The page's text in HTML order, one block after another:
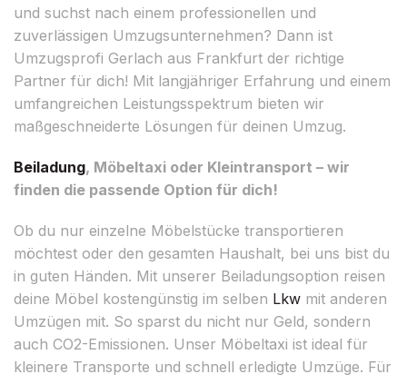
und suchst nach einem professionellen und
zuverlässigen Umzugsunternehmen? Dann ist
Umzugsprofi Gerlach aus Frankfurt der richtige
Partner für dich! Mit langjähriger Erfahrung und einem
umfangreichen Leistungsspektrum bieten wir
maßgeschneiderte Lösungen für deinen Umzug.
Beiladung, Möbeltaxi oder Kleintransport – wir
finden die passende Option für dich!
Ob du nur einzelne Möbelstücke transportieren
möchtest oder den gesamten Haushalt, bei uns bist du
in guten Händen. Mit unserer Beiladungsoption reisen
deine Möbel kostengünstig im selben Lkw mit anderen
Umzügen mit. So sparst du nicht nur Geld, sondern
auch CO2-Emissionen. Unser Möbeltaxi ist ideal für
kleinere Transporte und schnell erledigte Umzüge. Für